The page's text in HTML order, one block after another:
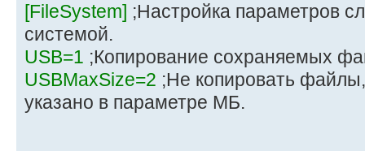
[FileSystem] ;Настройка параметров
системой.
USB=1 ;Копирование сохраняемых
USBMaxSize=2 ;Не копировать
указано в параметре МБ.